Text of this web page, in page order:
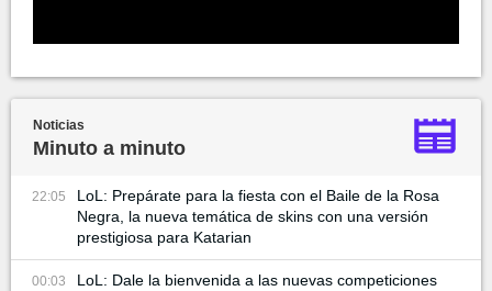
Noticias
Minuto a minuto
22:05
LoL: Prepárate para la fiesta con el Baile de la Rosa
Negra, la nueva temática de skins con una versión
prestigiosa para Katarian
00:03
LoL: Dale la bienvenida a las nuevas competiciones